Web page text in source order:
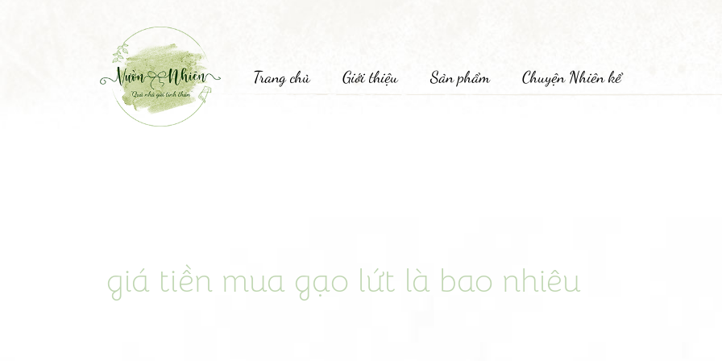
Trang chủ Giới thiệu Sản phẩm Chuyện Nhiên kể
giá tiền mua gạo lứt là bao nhiêu